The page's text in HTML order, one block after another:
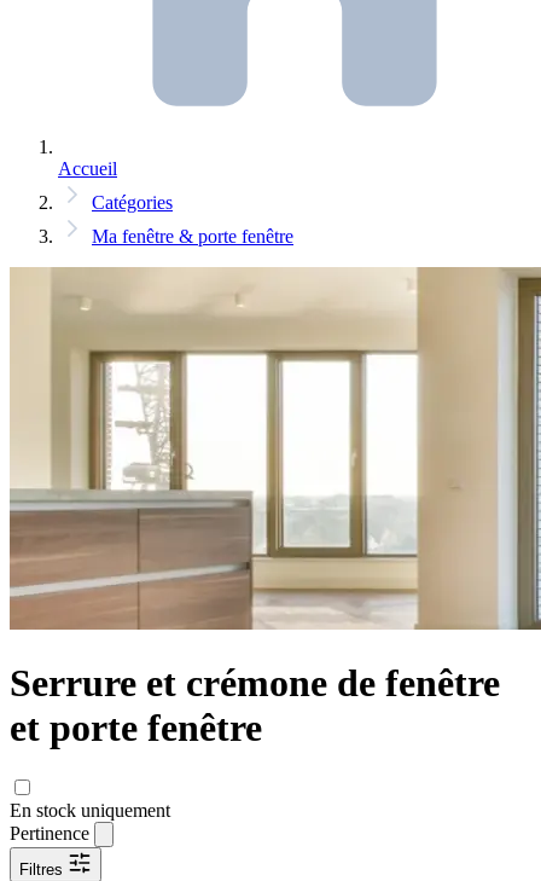
Accueil
Catégories
Ma fenêtre & porte fenêtre
Serrure et crémone de fenêtre
et porte fenêtre
En stock uniquement
Pertinence
Filtres